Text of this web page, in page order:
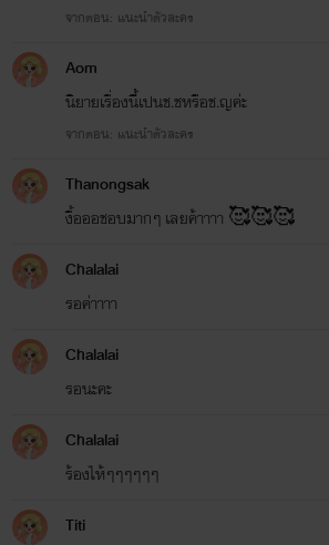
จากตอน: แนะนำตัวละคร
Aom
นิยายเรื่องนี้เปนช.ชหรือช.ญค่ะ
จากตอน: แนะนำตัวละคร
Thanongsak
งื้อออชอบมากๆ เลยค้าาาา 🥰🥰🥰
Chalalai
รอค่าาาา
Chalalai
รอนะคะ
Chalalai
ร้องไห้ๆๆๆๆๆๆ
Titi